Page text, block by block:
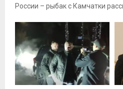
России – рыбак с Камчатки